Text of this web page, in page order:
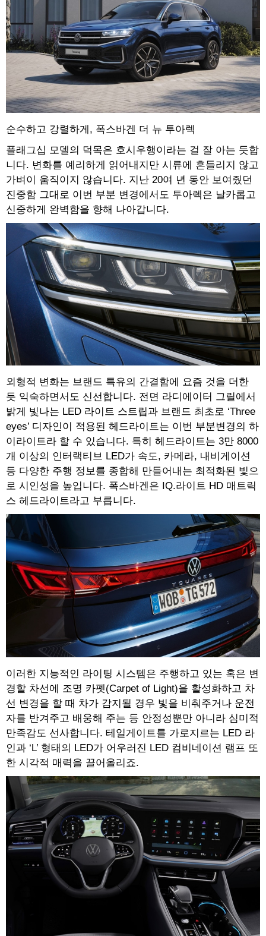
순수하고 강렬하게, 폭스바겐 더 뉴 투아렉
플래그십 모델의 덕목은 호시우행이라는 걸 잘 아는 듯합
니다. 변화를 예리하게 읽어내지만 시류에 흔들리지 않고
가벼이 움직이지 않습니다. 지난 20여 년 동안 보여줬던
진중함 그대로 이번 부분 변경에서도 투아렉은 날카롭고
신중하게 완벽함을 향해 나아갑니다.
외형적 변화는 브랜드 특유의 간결함에 요즘 것을 더한
듯 익숙하면서도 신선합니다. 전면 라디에이터 그릴에서
밝게 빛나는 LED 라이트 스트립과 브랜드 최초로 ‘Three
eyes’ 디자인이 적용된 헤드라이트는 이번 부분변경의 하
이라이트라 할 수 있습니다. 특히 헤드라이트는 3만 8000
개 이상의 인터랙티브 LED가 속도, 카메라, 내비게이션
등 다양한 주행 정보를 종합해 만들어내는 최적화된 빛으
로 시인성을 높입니다. 폭스바겐은 IQ.라이트 HD 매트릭
스 헤드라이트라고 부릅니다.
이러한 지능적인 라이팅 시스템은 주행하고 있는 혹은 변
경할 차선에 조명 카펫(Carpet of Light)을 활성화하고 차
선 변경을 할 때 차가 감지될 경우 빛을 비춰주거나 운전
자를 반겨주고 배웅해 주는 등 안정성뿐만 아니라 심미적
만족감도 선사합니다. 테일게이트를 가로지르는 LED 라
인과 ‘L’ 형태의 LED가 어우러진 LED 컴비네이션 램프 또
한 시각적 매력을 끌어올리죠.